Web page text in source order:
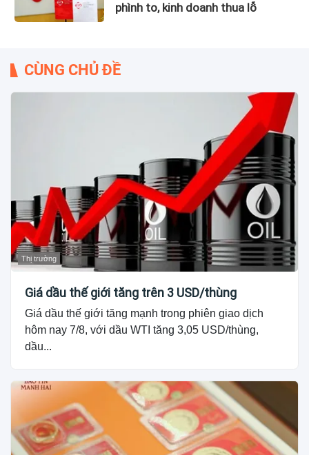
phình to, kinh doanh thua lỗ
CÙNG CHỦ ĐỀ
Thị trường
Giá dầu thế giới tăng trên 3 USD/thùng
Giá dầu thế giới tăng mạnh trong phiên giao dịch
hôm nay 7/8, với dầu WTI tăng 3,05 USD/thùng,
dầu...